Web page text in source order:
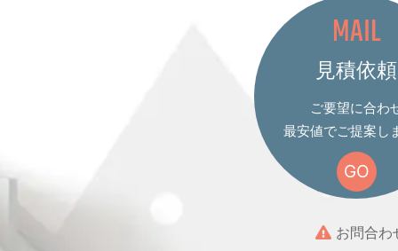
MAIL
見積依頼
ご要望に合わ
最安値でご提案し
GO
お問合わ